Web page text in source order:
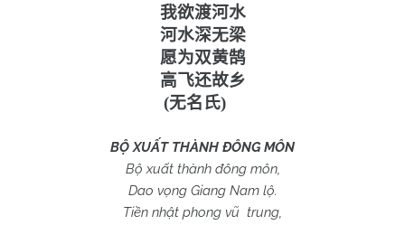
我欲渡河水
河水深无梁
愿为双黄鹄
高飞还故乡
(无名氏)
BỘ XUẤT THÀNH ĐÔNG MÔN
Bộ xuất thành đông môn,
Dao vọng Giang Namlộ.
Tiền nhật phong vũ trung,